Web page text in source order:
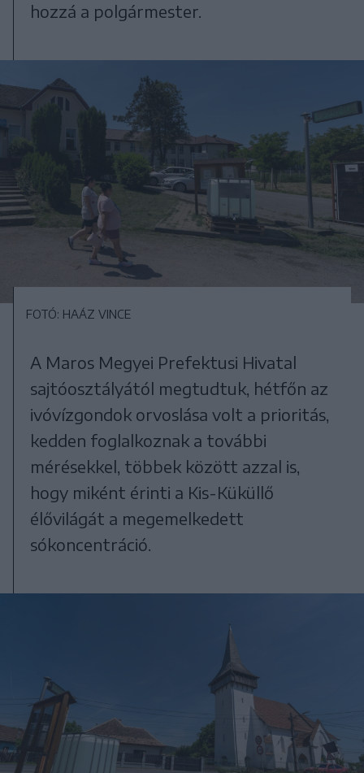
hozzá a polgármester.
FOTÓ: HAÁZ VINCE
A Maros Megyei Prefektusi Hivatal
sajtóosztályától megtudtuk, hétfőn az
ivóvízgondok orvoslása volt a prioritás,
kedden foglalkoznak a további
mérésekkel, többek között azzal is,
hogy miként érinti a Kis-Küküllő
élővilágát a megemelkedett
sókoncentráció.